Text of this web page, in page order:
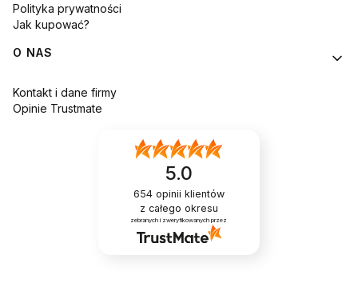
Polityka prywatności
Jak kupować?
O NAS
Kontakt i dane firmy
Opinie Trustmate
5.0
654opinii klientów
z całego okresu
zebranych i zweryfikowanych przez